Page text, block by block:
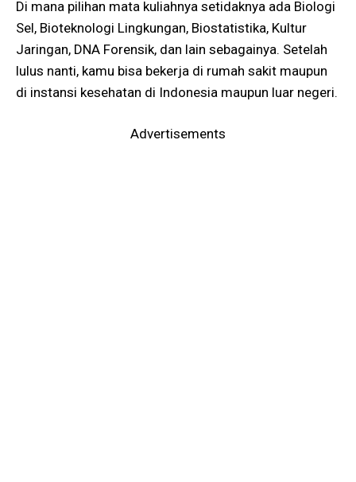
Di mana pilihan mata kuliahnya setidaknya ada Biologi
Sel, Bioteknologi Lingkungan, Biostatistika, Kultur
Jaringan, DNA Forensik, dan lain sebagainya. Setelah
lulus nanti, kamu bisa bekerja di rumah sakit maupun
di instansi kesehatan di Indonesia maupun luar negeri.
Advertisements